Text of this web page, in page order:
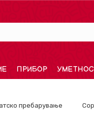
ПРИБОР
пребарување